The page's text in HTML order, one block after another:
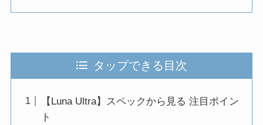
タップできる目次
【Luna Ultra】スペックから見る 注目ポイン
ト